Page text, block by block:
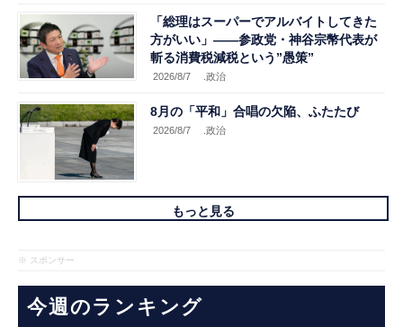
「総理はスーパーでアルバイトしてきた
方がいい」――参政党・神谷宗幣代表が
斬る消費税減税という”愚策”
2026/8/7 .政治
8月の「平和」合唱の欠陥、ふたたび
2026/8/7 .政治
もっと見る
※ スポンサー
今週のランキング